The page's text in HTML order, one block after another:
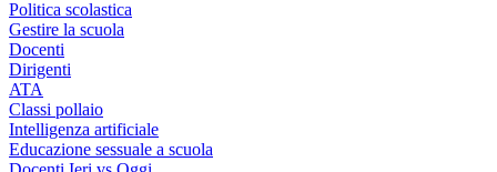
Politica scolastica
Gestire la scuola
Docenti
Dirigenti
ATA
Classi pollaio
Intelligenza artificiale
Educazione sessuale a scuola